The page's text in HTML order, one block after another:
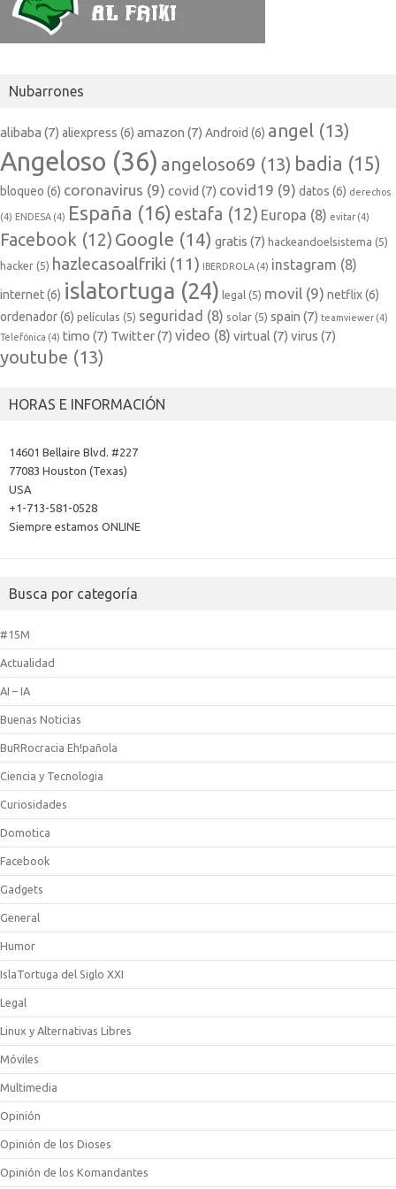
Nubarrones
alibaba (7) aliexpress (6) amazon (7) Android (6) angel (13)
Angeloso (36) angeloso69 (13) badia (15)
bloqueo (6) coronavirus (9) covid (7) covid19 (9) datos (6) derechos
(4) ENDESA (4) España (16) estafa (12) Europa (8) evitar (4)
Facebook (12) Google (14) gratis (7) hackeandoelsistema (5)
hacker (5) hazlecasoalfriki (11) IBERDROLA (4) instagram (8)
internet(6) islatortuga (24) legal (5) movil (9) netflix(6)
ordenador(6) películas (5) seguridad (8) solar (5) spain (7) teamviewer (4)
Telefónica (4) timo (7) Twitter(7) video (8) virtual (7) virus (7)
youtube (13)
HORAS E INFORMACIÓN
14601 Bellaire Blvd. #227
77083 Houston (Texas)
USA
+1-713-581-0528
Siempre estamos ONLINE
Busca por categoría
#15M
Actualidad
AI – IA
Buenas Noticias
BuRRocracia Eh!pañola
Ciencia y Tecnologia
Curiosidades
Domotica
Facebook
Gadgets
General
Humor
IslaTortuga del Siglo XXI
Legal
Linux y Alternativas Libres
Móviles
Multimedia
Opinión
Opinión de los Dioses
Opinión de los Komandantes